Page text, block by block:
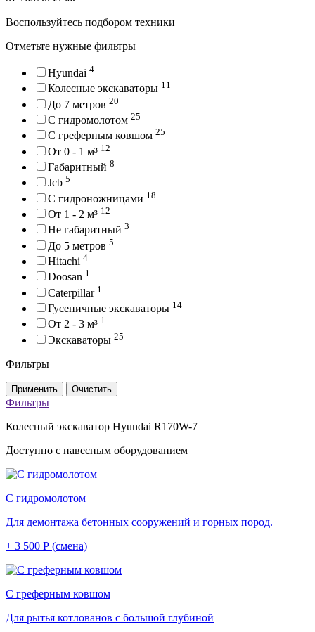
Воспользуйтесь подбором техники
Отметьте нужные фильтры
Hyundai 4
Колесные экскаваторы 11
До 7 метров 20
С гидромолотом 25
С греферным ковшом 25
От 0 - 1 м³ 12
Габаритный 8
Jcb 5
С гидроножницами 18
От 1 - 2 м³ 12
Не габаритный 3
До 5 метров 5
Hitachi 4
Doosan 1
Caterpillar 1
Гусеничные экскаваторы 14
От 2 - 3 м³ 1
Экскаваторы 25
Фильтры
Применить Очистить
Фильтры
Колесный экскаватор Hyundai R170W-7
Доступно с навесным оборудованием
С гидромолотом
Для демонтажа бетонных сооружений и горных пород.
+ 3 500 Р (смена)
С греферным ковшом
Для рытья котлованов с большой глубиной